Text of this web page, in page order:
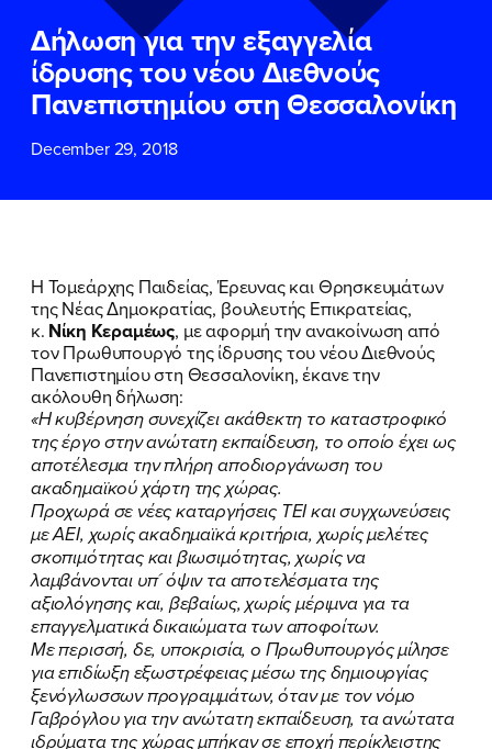
ΠΟΙΑ ΕΙΜΑΙ
ΕΡΓΟ
ΕΚΔΗΛΩΣΕΙΣ
Δήλωση για την εξαγγελία
ίδρυσης του νέου Διεθνούς
Πανεπιστημίου στη Θεσσαλονίκη
December 29, 2018
Η Τομεάρχης Παιδείας, Έρευνας και Θρησκευμάτων
της Νέας Δημοκρατίας, βουλευτής Επικρατείας,
κ. Νίκη Κεραμέως, με αφορμή την ανακοίνωση από
τον Πρωθυπουργό της ίδρυσης του νέου Διεθνούς
Πανεπιστημίου στη Θεσσαλονίκη, έκανε την
ακόλουθη δήλωση:
«Η κυβέρνηση συνεχίζει ακάθεκτη το καταστροφικό
της έργο στην ανώτατη εκπαίδευση, το οποίο έχει ως
αποτέλεσμα την πλήρη αποδιοργάνωση του
ακαδημαϊκού χάρτη της χώρας.
Προχωρά σε νέες καταργήσεις ΤΕΙ και συγχωνεύσεις
με ΑΕΙ, χωρίς ακαδημαϊκά κριτήρια, χωρίς μελέτες
σκοπιμότητας και βιωσιμότητας, χωρίς να
λαμβάνονται υπ´ όψιν τα αποτελέσματα της
αξιολόγησης και, βεβαίως, χωρίς μέριμνα για τα
επαγγελματικά δικαιώματα των αποφοίτων.
Με περισσή, δε, υποκρισία, ο Πρωθυπουργός μίλησε
για επιδίωξη εξωστρέφειας μέσω της δημιουργίας
ξενόγλωσσων προγραμμάτων, όταν με τον νόμο
Γαβρόγλου για την ανώτατη εκπαίδευση, τα ανώτατα
ιδρύματα της χώρας μπήκαν σε εποχή περίκλειστης
ΕΠΙΘΕΤΟ*
ΤΗΛΕΦΩΝΟ*
EMAIL
Δεδομένων
Χρήσηςτου δικτυακού τόπου του
Πολιτικού Γραφείου της Βουλευτού
Νίκης Κεραμέως
ΥΠΟΒΟΛΗ
ΕΠΙΘΕΤΟ*
ΤΗΛΕΦΩΝΟ
EMAIL
Δεδομένων
Χρήσηςτου δικτυακού τόπου του
Πολιτικού Γραφείου της Βουλευτού
Νίκης Κεραμέως
ΥΠΟΒΟΛΗ